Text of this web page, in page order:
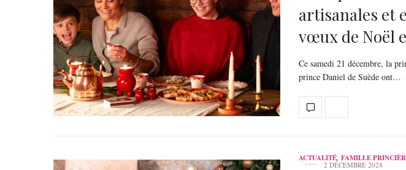
artisanales et
vœux de Noël
Ce samedi 21 décembre, la
prince Daniel de Suède ont…
ACTUALITÉ, FAMILLE
2 DÉCEMBRE 2024